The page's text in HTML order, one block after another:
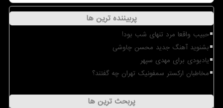
پربیننده ترین ها
حبیب واقعا مرد تنهای شب بود!
بشنوید آهنگ جدید محسن چاوشی
یادبودی برای مهدی سپهر
مخاطبان ارکستر سمفونیک تهران چه گفتند؟
پربحث ترین ها